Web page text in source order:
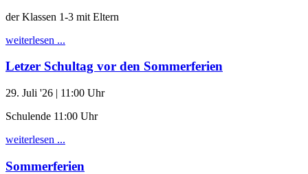
der Klassen 1-3 mit Eltern
weiterlesen ...
Letzer Schultag vor den Sommerferien
29. Juli '26 | 11:00 Uhr
Schulende 11:00 Uhr
weiterlesen ...
Sommerferien